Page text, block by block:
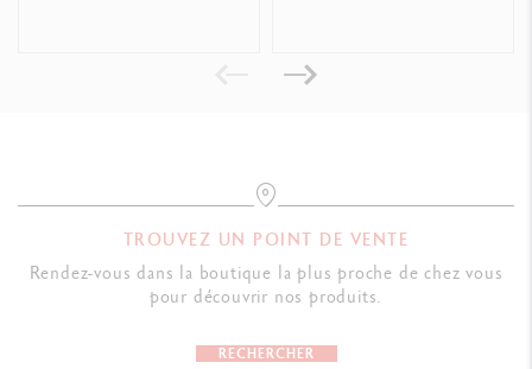
TROUVEZ UN POINT DE VENTE
Rendez-vous dans la boutique la plus proche de chez vous
pour découvrir nos produits.
RECHERCHER